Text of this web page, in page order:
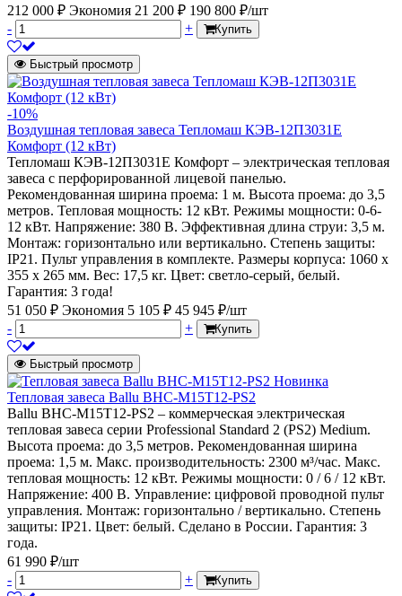
212 000 ₽ Экономия 21 200 ₽ 190 800 ₽/шт
-
+ Купить
Быстрый просмотр
-10%
Воздушная тепловая завеса Тепломаш КЭВ-12П3031Е
Комфорт (12 кВт)
Тепломаш КЭВ-12П3031Е Комфорт – электрическая тепловая
завеса с перфорированной лицевой панелью.
Рекомендованная ширина проема: 1 м. Высота проема: до 3,5
метров. Тепловая мощность: 12 кВт. Режимы мощности: 0-6-
12 кВт. Напряжение: 380 В. Эффективная длина струи: 3,5 м.
Монтаж: горизонтально или вертикально. Степень защиты:
IP21. Пульт управления в комплекте. Размеры корпуса: 1060 х
355 х 265 мм. Вес: 17,5 кг. Цвет: светло-серый, белый.
Гарантия: 3 года!
51 050 ₽ Экономия 5 105 ₽ 45 945 ₽/шт
-
+ Купить
Быстрый просмотр
Новинка
Тепловая завеса Ballu BHC-M15T12-PS2
Ballu BHC-M15T12-PS2 – коммерческая электрическая
тепловая завеса серии Professional Standard 2 (PS2) Medium.
Высота проема: до 3,5 метров. Рекомендованная ширина
проема: 1,5 м. Макс. производительность: 2300 м³/час. Макс.
тепловая мощность: 12 кВт. Режимы мощности: 0 / 6 / 12 кВт.
Напряжение: 400 В. Управление: цифровой проводной пульт
управления. Монтаж: горизонтально / вертикально. Степень
защиты: IP21. Цвет: белый. Сделано в России. Гарантия: 3
года.
61 990 ₽/шт
-
+ Купить